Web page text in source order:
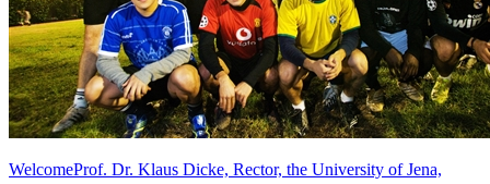
WelcomeProf. Dr. Klaus Dicke, Rector, the University of Jena,